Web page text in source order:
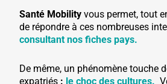
Santé Mobilityvous permet, tout
de répondre à ces nombreuses
consultant nos fiches pays.
De même, un phénomène touche
expatriés : le choc des cultures.